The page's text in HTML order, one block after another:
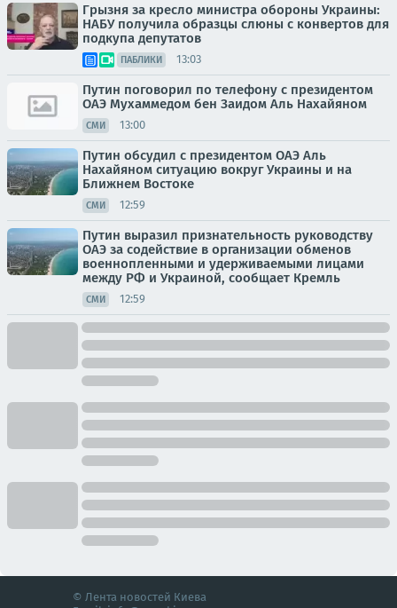
Грызня за кресло министра обороны Украины:
НАБУ получила образцы слюны с конвертов для
подкупа депутатов
ПАБЛИКИ 13:03
Путин поговорил по телефону с президентом
ОАЭ Мухаммедом бен Заидом Аль Нахайяном
СМИ 13:00
Путин обсудил с президентом ОАЭ Аль
Нахайяном ситуацию вокруг Украины и на
Ближнем Востоке
СМИ 12:59
Путин выразил признательность руководству
ОАЭ за содействие в организации обменов
военнопленными и удерживаемыми лицами
между РФ и Украиной, сообщает Кремль
СМИ 12:59
© Лента новостей Киева